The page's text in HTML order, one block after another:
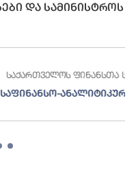
და სამინისტროს
სამინისტროს
სამსახური